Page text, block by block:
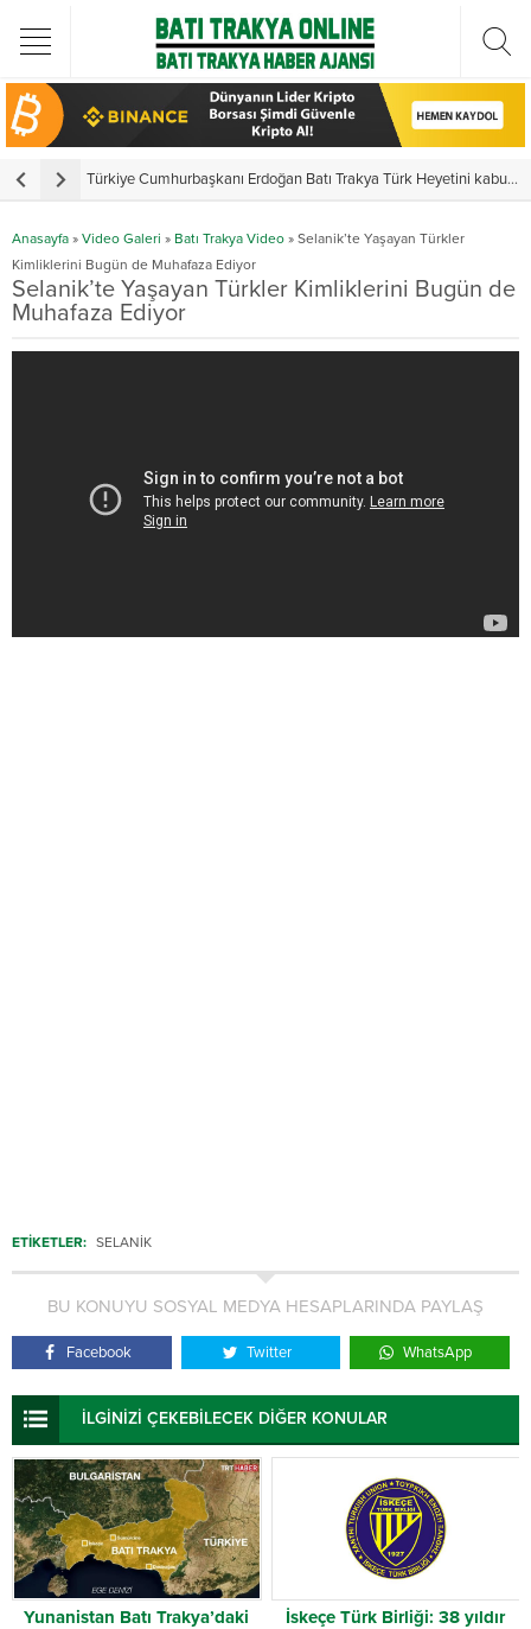
Türkiye Cumhurbaşkanı Erdoğan Batı Trakya Türk Heyetini kabul etti
Anasayfa » Video Galeri » Batı Trakya Video » Selanik’te Yaşayan Türkler
Kimliklerini Bugün de Muhafaza Ediyor
Selanik’te Yaşayan Türkler Kimliklerini Bugün de
Muhafaza Ediyor
ETİKETLER: SELANIK
BU KONUYU SOSYAL MEDYA HESAPLARINDA PAYLAŞ
Facebook Twitter WhatsApp
İLGİNİZİ ÇEKEBİLECEK DİĞER KONULAR
Yunanistan Batı Trakya’daki
İskeçe Türk Birliği: 38 yıldır